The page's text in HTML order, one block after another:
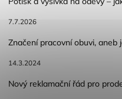
7.7.2026
Značení pracovní obuvi,
14.3.2024
Nový reklamační řád pro